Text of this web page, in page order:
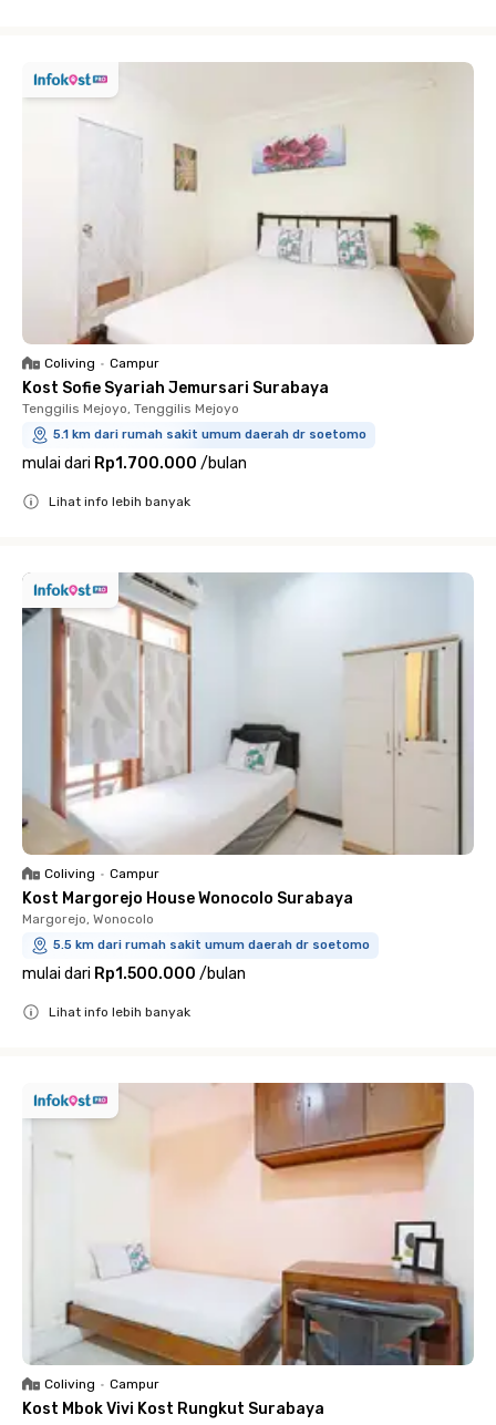
Coliving • Campur
Kost Sofie Syariah Jemursari Surabaya
Tenggilis Mejoyo, Tenggilis Mejoyo
5.1 km dari rumah sakit umum daerah dr soetomo
mulai dari Rp1.700.000 /bulan
Lihat info lebih banyak
Coliving • Campur
Kost Margorejo House Wonocolo Surabaya
Margorejo, Wonocolo
5.5 km dari rumah sakit umum daerah dr soetomo
mulai dari Rp1.500.000 /bulan
Lihat info lebih banyak
Coliving • Campur
Kost Mbok Vivi Kost Rungkut Surabaya